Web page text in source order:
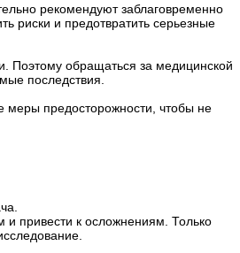
рекомендуют заблаговременно
риски и предотвратить серьезные
Поэтому обращаться за медицинской
последствия.
меры предосторожности, чтобы не
привести к осложнениям. Только